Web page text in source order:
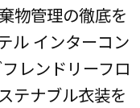
物管理の徹底を
ル インターコン
レンドリーフロ
テナブル衣装を